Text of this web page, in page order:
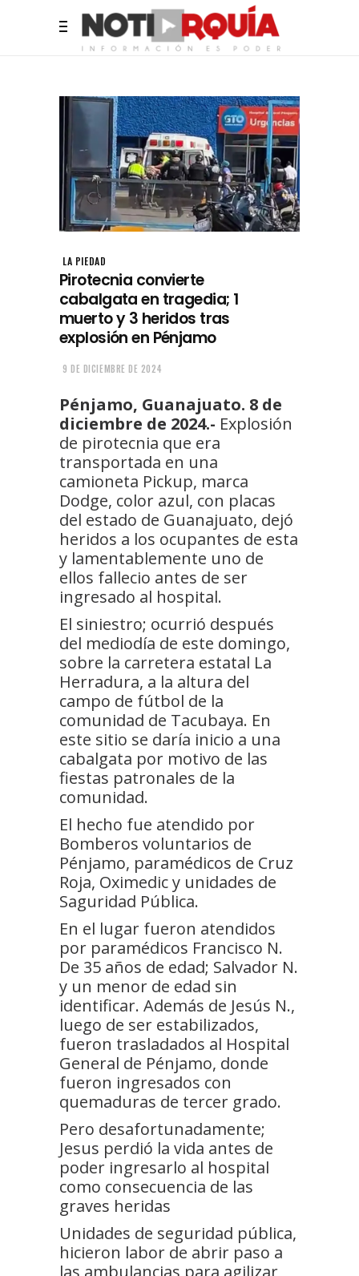
LA PIEDAD
Pirotecnia convierte
cabalgata en tragedia; 1
muerto y 3 heridos tras
explosión en Pénjamo
9 DE DICIEMBRE DE 2024
Pénjamo, Guanajuato. 8 de
diciembre de 2024.- Explosión
de pirotecnia que era
transportada en una
camioneta Pickup, marca
Dodge, color azul, con placas
del estado de Guanajuato, dejó
heridos a los ocupantes de esta
y lamentablemente uno de
ellos fallecio antes de ser
ingresado al hospital.
El siniestro; ocurrió después
del mediodía de este domingo,
sobre la carretera estatal La
Herradura, a la altura del
campo de fútbol de la
comunidad de Tacubaya. En
este sitio se daría inicio a una
cabalgata por motivo de las
fiestas patronales de la
comunidad.
El hecho fue atendido por
Bomberos voluntarios de
Pénjamo, paramédicos de Cruz
Roja, Oximedic y unidades de
Saguridad Pública.
En el lugar fueron atendidos
por paramédicos Francisco N.
De 35 años de edad; Salvador N.
y un menor de edad sin
identificar. Además de Jesús N.,
luego de ser estabilizados,
fueron trasladados al Hospital
General de Pénjamo, donde
fueron ingresados con
quemaduras de tercer grado.
Pero desafortunadamente;
Jesus perdió la vida antes de
poder ingresarlo al hospital
como consecuencia de las
graves heridas
Unidades de seguridad pública,
hicieron labor de abrir paso a
las ambulancias para agilizar